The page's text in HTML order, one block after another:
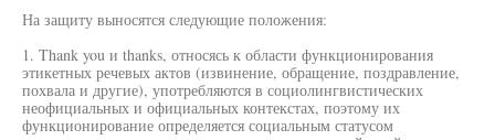
На защиту выносятся следующие положения:
1. Thank you и thanks, относясь к области функционирования
этикетных речевых актов (извинение, обращение, поздравление,
похвала и другие), употребляются в социолингвистических
неофициальных и официальных контекстах, поэтому их
функционирование определяется социальным статусом